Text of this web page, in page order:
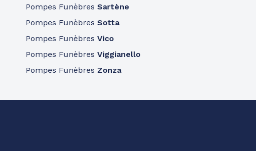
Pompes FunèbresSartène
Pompes FunèbresSotta
Pompes FunèbresVico
Pompes FunèbresViggianello
Pompes Funèbres Zonza